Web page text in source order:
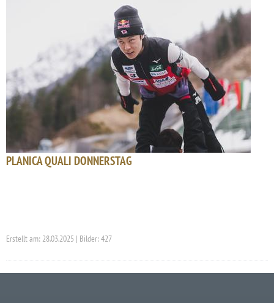
PLANICA QUALI DONNERSTAG
Erstellt am: 28.03.2025 | Bilder: 427